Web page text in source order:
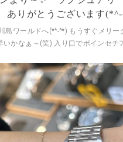
ありがとうございます
島ワールドへ(*^-^*) もうすぐメリー
いかなぁ～(笑) 入り口でポインセチ